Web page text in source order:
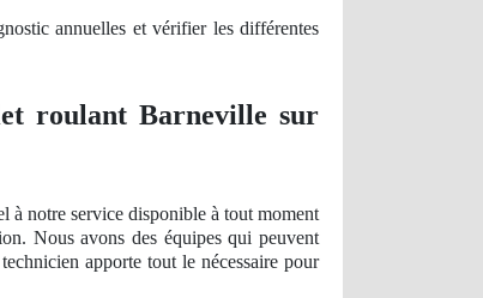
annuelles et vérifier les différentes
roulant Barneville sur
à notre service disponible à tout moment
Nous avons des équipes qui peuvent
apporte tout le nécessaire pour